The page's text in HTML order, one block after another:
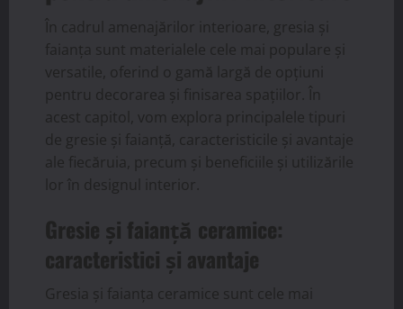
În cadrul amenajărilor interioare, gresia și
faianța sunt materialele cele mai populare și
versatile, oferind o gamă largă de opțiuni
pentru decorarea și finisarea spațiilor. În
acest capitol, vom explora principalele tipuri
de gresie și faianță, caracteristicile și avantaje
ale fiecăruia, precum și beneficiile și utilizările
lor în designul interior.
Gresie și faianță ceramice:
caracteristici și avantaje
Gresia și faianța ceramice sunt cele mai